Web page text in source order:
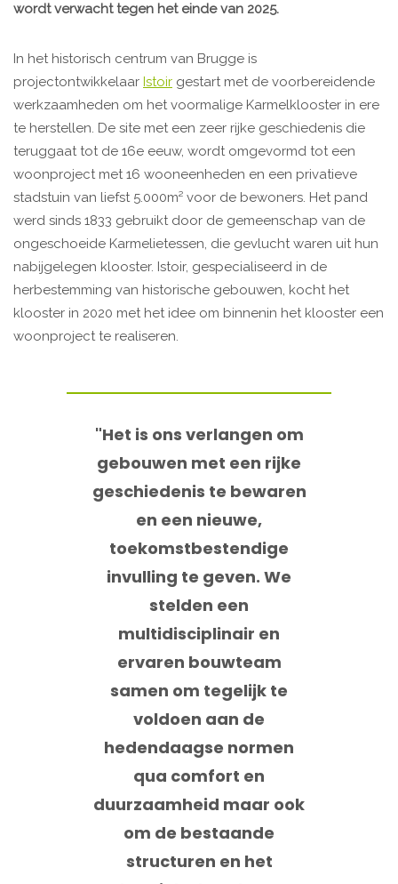
wordt verwacht tegen het einde van 2025.
In het historisch centrum van Brugge is
projectontwikkelaar Istoir gestart met de voorbereidende
werkzaamheden om het voormalige Karmelklooster in ere
te herstellen. De site met een zeer rijke geschiedenis die
teruggaat tot de 16e eeuw, wordt omgevormd tot een
woonproject met 16 wooneenheden en een privatieve
stadstuin van liefst 5.000m² voor de bewoners. Het pand
werd sinds 1833 gebruikt door de gemeenschap van de
ongeschoeide Karmelietessen, die gevlucht waren uit hun
nabijgelegen klooster. Istoir, gespecialiseerd in de
herbestemming van historische gebouwen, kocht het
klooster in 2020 met het idee om binnenin het klooster een
woonproject te realiseren.
"Het is ons verlangen om
gebouwen met een rijke
geschiedenis te bewaren
en een nieuwe,
toekomstbestendige
invulling te geven. We
stelden een
multidisciplinair en
ervaren bouwteam
samen om tegelijk te
voldoen aan de
hedendaagse normen
qua comfort en
duurzaamheid maar ook
om de bestaande
structuren en het